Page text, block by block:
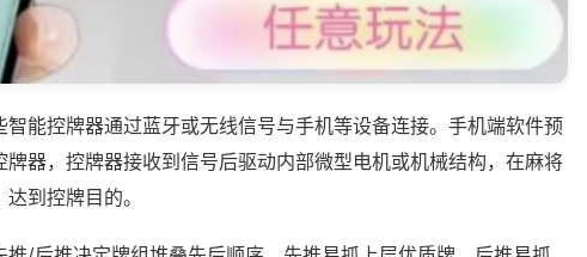
能控牌器通过蓝牙或无线信号与手机等设备连接。手机端软件预
器，控牌器接收到信号后驱动内部微型电机或机械结构，在麻将
到控牌目的。